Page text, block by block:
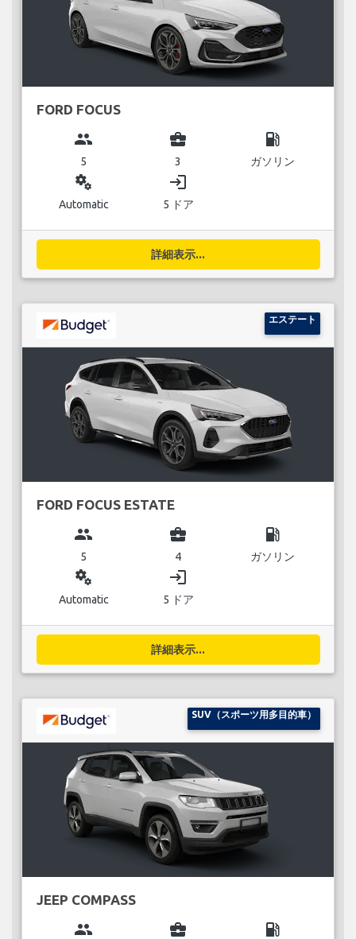
FORD FOCUS
group
5
business_center
3
local_gas_station
ガソリン
miscellaneous_services
Automatic
login
5 ドア
詳細表示...
エステート
FORD FOCUS ESTATE
group
5
business_center
4
local_gas_station
ガソリン
miscellaneous_services
Automatic
login
5 ドア
詳細表示...
SUV（スポーツ用多目的車）
JEEP COMPASS
group business_center local_gas_station